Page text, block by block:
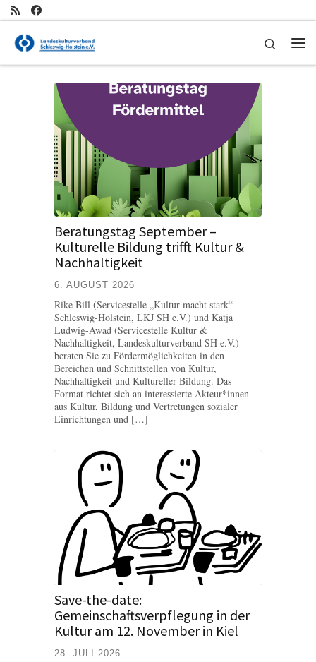
Zum Inhalt springen
Search
Beratungstag September –
Kulturelle Bildung trifft Kultur &
Nachhaltigkeit
6. AUGUST 2026
Rike Bill (Servicestelle „Kultur macht stark“
Schleswig-Holstein, LKJ SH e.V.) und Katja
Ludwig-Awad (Servicestelle Kultur &
Nachhaltigkeit, Landeskulturverband SH e.V.)
beraten Sie zu Fördermöglichkeiten in den
Bereichen und Schnittstellen von Kultur,
Nachhaltigkeit und Kultureller Bildung. Das
Format richtet sich an interessierte Akteur*innen
aus Kultur, Bildung und Vertretungen sozialer
Einrichtungen und […]
Save-the-date:
Gemeinschaftsverpflegung in der
Kultur am 12. November in Kiel
28. JULI 2026